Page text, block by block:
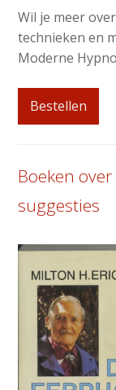
Wil je meer
technieken en
Moderne
Bestellen
Boeken
suggesties